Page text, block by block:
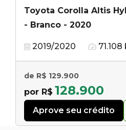
Toyota Corolla Altis
- Branco - 2020
2019/2020
de R$ 129.900
por R$ 128.900
Aprove seu crédito